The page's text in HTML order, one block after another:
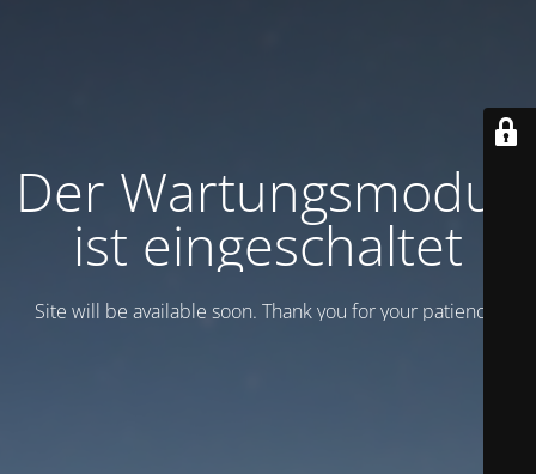
Der Wartungsmodus
ist eingeschaltet
Site will be available soon. Thank you for your patience!